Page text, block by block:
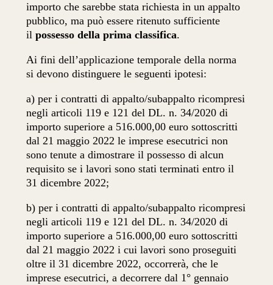
importo che sarebbe stata richiesta in un appalto
pubblico, ma può essere ritenuto sufficiente
ilpossesso della prima classifica.
Ai fini dell’applicazione temporale della norma
si devono distinguere le seguenti ipotesi:
a) per i contratti di appalto/subappalto ricompresi
negli articoli 119 e 121 del DL. n. 34/2020 di
importo superiore a 516.000,00 euro sottoscritti
dal 21 maggio 2022 le imprese esecutrici non
sono tenute a dimostrare il possesso di alcun
requisito se i lavori sono stati terminati entro il
31 dicembre 2022;
b) per i contratti di appalto/subappalto ricompresi
negli articoli 119 e 121 del DL. n. 34/2020 di
importo superiore a 516.000,00 euro sottoscritti
dal 21 maggio 2022 i cui lavori sono proseguiti
oltre il 31 dicembre 2022, occorrerà, che le
imprese esecutrici, a decorrere dal 1° gennaio